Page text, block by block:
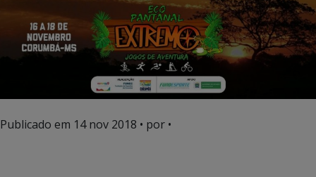
Publicado em 14 nov 2018 • por •